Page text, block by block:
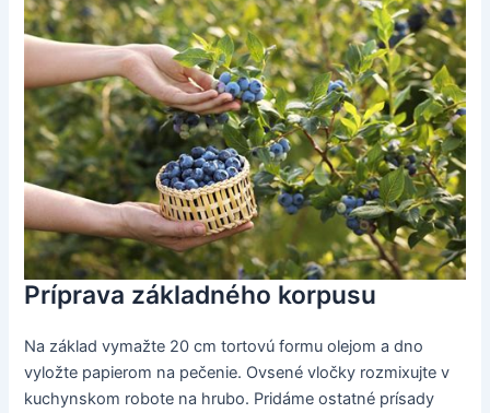
Príprava základného korpusu
Na základ vymažte 20 cm tortovú formu olejom a dno
vyložte papierom na pečenie. Ovsené vločky rozmixujte v
kuchynskom robote na hrubo. Pridáme ostatné prísady